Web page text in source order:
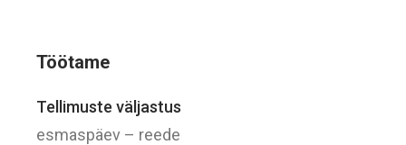
Töötame
Tellimuste väljastus
esmaspäev – reede